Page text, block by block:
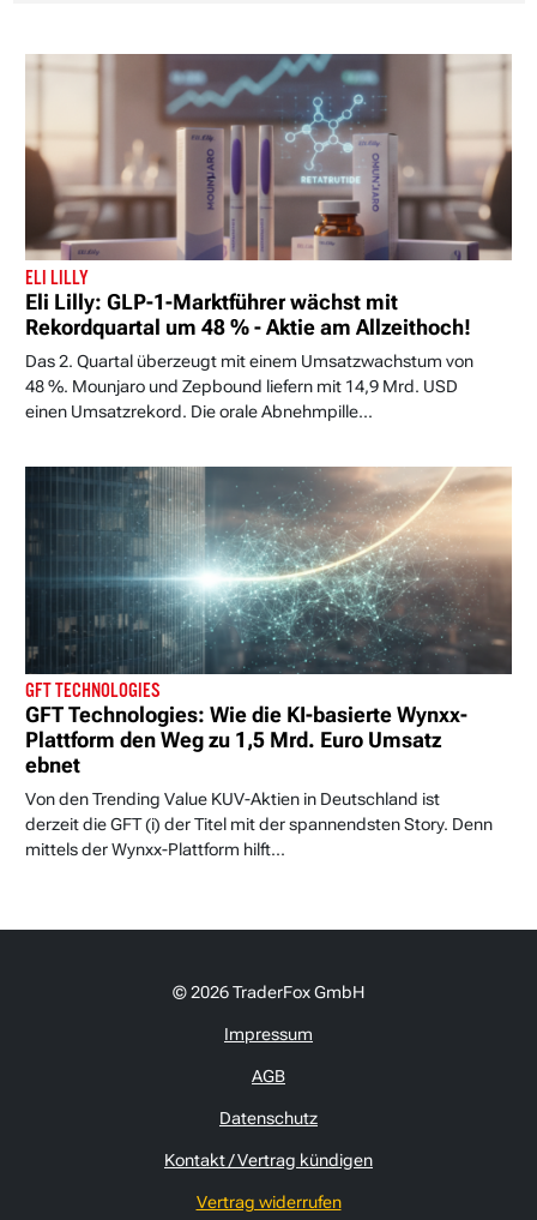
ELI LILLY
Eli Lilly: GLP-1-Marktführer wächst mit
Rekordquartal um 48 % - Aktie am Allzeithoch!
Das 2. Quartal überzeugt mit einem Umsatzwachstum von
48 %. Mounjaro und Zepbound liefern mit 14,9 Mrd. USD
einen Umsatzrekord. Die orale Abnehmpille...
GFT TECHNOLOGIES
GFT Technologies: Wie die KI-basierte Wynxx-
Plattform den Weg zu 1,5 Mrd. Euro Umsatz
ebnet
Von den Trending Value KUV-Aktien in Deutschland ist
derzeit die GFT (i) der Titel mit der spannendsten Story. Denn
mittels der Wynxx-Plattform hilft...
© 2026 TraderFox GmbH
Impressum
AGB
Datenschutz
Kontakt / Vertrag kündigen
Vertrag widerrufen